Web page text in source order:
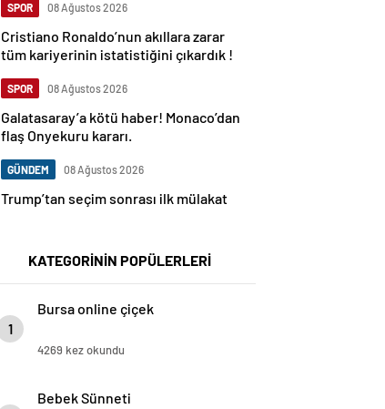
SPOR 08 Ağustos 2026
Cristiano Ronaldo’nun akıllara zarar
tüm kariyerinin istatistiğini çıkardık !
SPOR 08 Ağustos 2026
Galatasaray’a kötü haber! Monaco’dan
flaş Onyekuru kararı.
GÜNDEM 08 Ağustos 2026
Trump’tan seçim sonrası ilk mülakat
KATEGORİNİN POPÜLERLERİ
1
Bursa online çiçek
4269 kez okundu
Bebek Sünneti